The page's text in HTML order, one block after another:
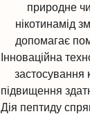
природне
нікотинамід
допомагає
Інноваційна
застосування
підвищення
Дія пептиду